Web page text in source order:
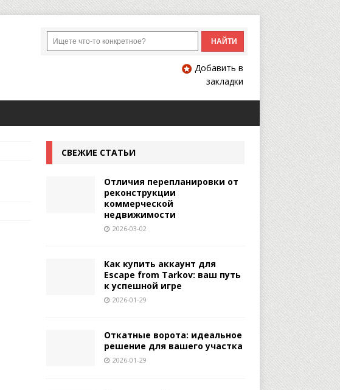
Добавить в
закладки
СВЕЖИЕ СТАТЬИ
Отличия перепланировки от
реконструкции
коммерческой
недвижимости
2026-03-02
Как купить аккаунт для
Escape from Tarkov: ваш путь
к успешной игре
2026-01-29
Откатные ворота: идеальное
решение для вашего участка
2026-01-29